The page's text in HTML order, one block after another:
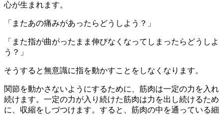
心が生まれます。
「またあの痛みがあったらどうしよう？」
「また指が曲がったまま伸びなくなってしまったらどうしよ
う？」
そうすると無意識に指を動かすことをしなくなります。
関節を動かさないようにするために、筋肉は一定の力を入れ
続けます。一定の力が入り続けた筋肉は力を出し続けるため
に、収縮をしづつけます。すると、筋肉の中を通っている細